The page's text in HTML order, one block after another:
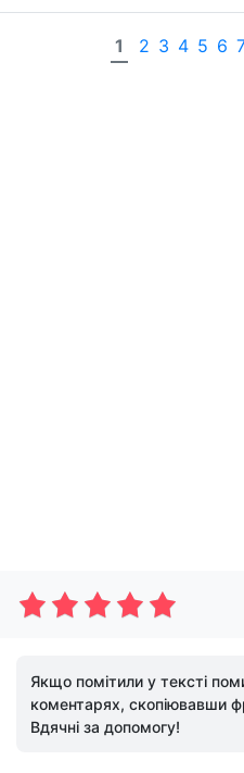
1 2 3 4 5 6
Якщо помітили у тексті
коментарях, скопіювавши
Вдячні за допомогу!